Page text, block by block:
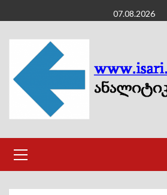
to
content
07.08.2026
Menu